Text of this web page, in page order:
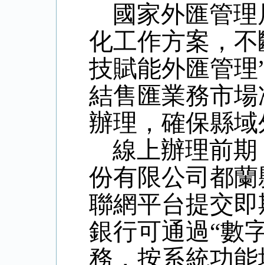
國家外匯管
化工作方案，
技賦能外匯管
結售匯業務市
辦理，確保縣
線上辦理前
份有限公司都
聯網平台提交
銀行可通過“數
務，按系統功